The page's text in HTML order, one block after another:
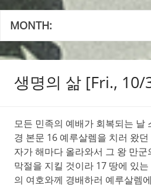
MONTH:
생명의 삶 [Fri.,
모든 민족의 예배가 회복되는 날
경 본문 16 예루살렘을 치러 왔
자가 해마다 올라와서 그 왕 만
막절을 지킬 것이라 17 땅에 있
의 여호와께 경배하러 예루살렘